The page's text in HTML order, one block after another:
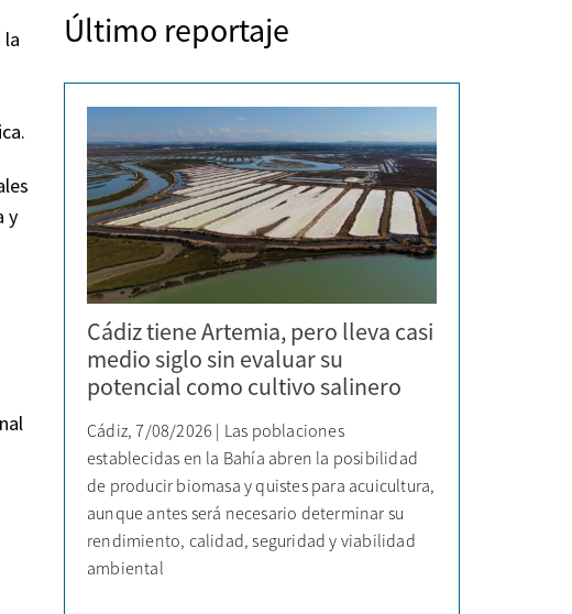
y
Último reportaje
Cádiz tiene Artemia, pero lleva casi
medio siglo sin evaluar su
potencial como cultivo salinero
Cádiz, 7/08/2026 | Las poblaciones
establecidas en la Bahía abren la posibilidad
de producir biomasa y quistes para acuicultura,
aunque antes será necesario determinar su
rendimiento, calidad, seguridad y viabilidad
ambiental